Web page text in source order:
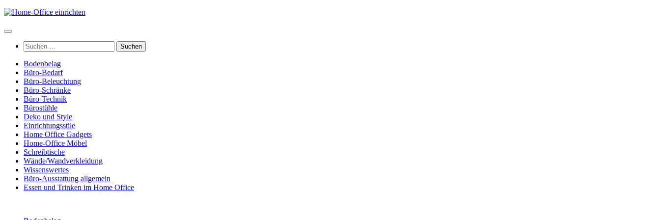
Zum
springen
Suchen
nach:
Bodenbelag
Büro-Bedarf
Büro-Beleuchtung
Büro-Schränke
Büro-Technik
Bürostühle
Deko und Style
Einrichtungsstile
Home Office Gadgets
Home-Office Möbel
Schreibtische
Wände/Wandverkleidung
Wissenswertes
Büro-Ausstattung allgemein
Essen und Trinken im Home Office